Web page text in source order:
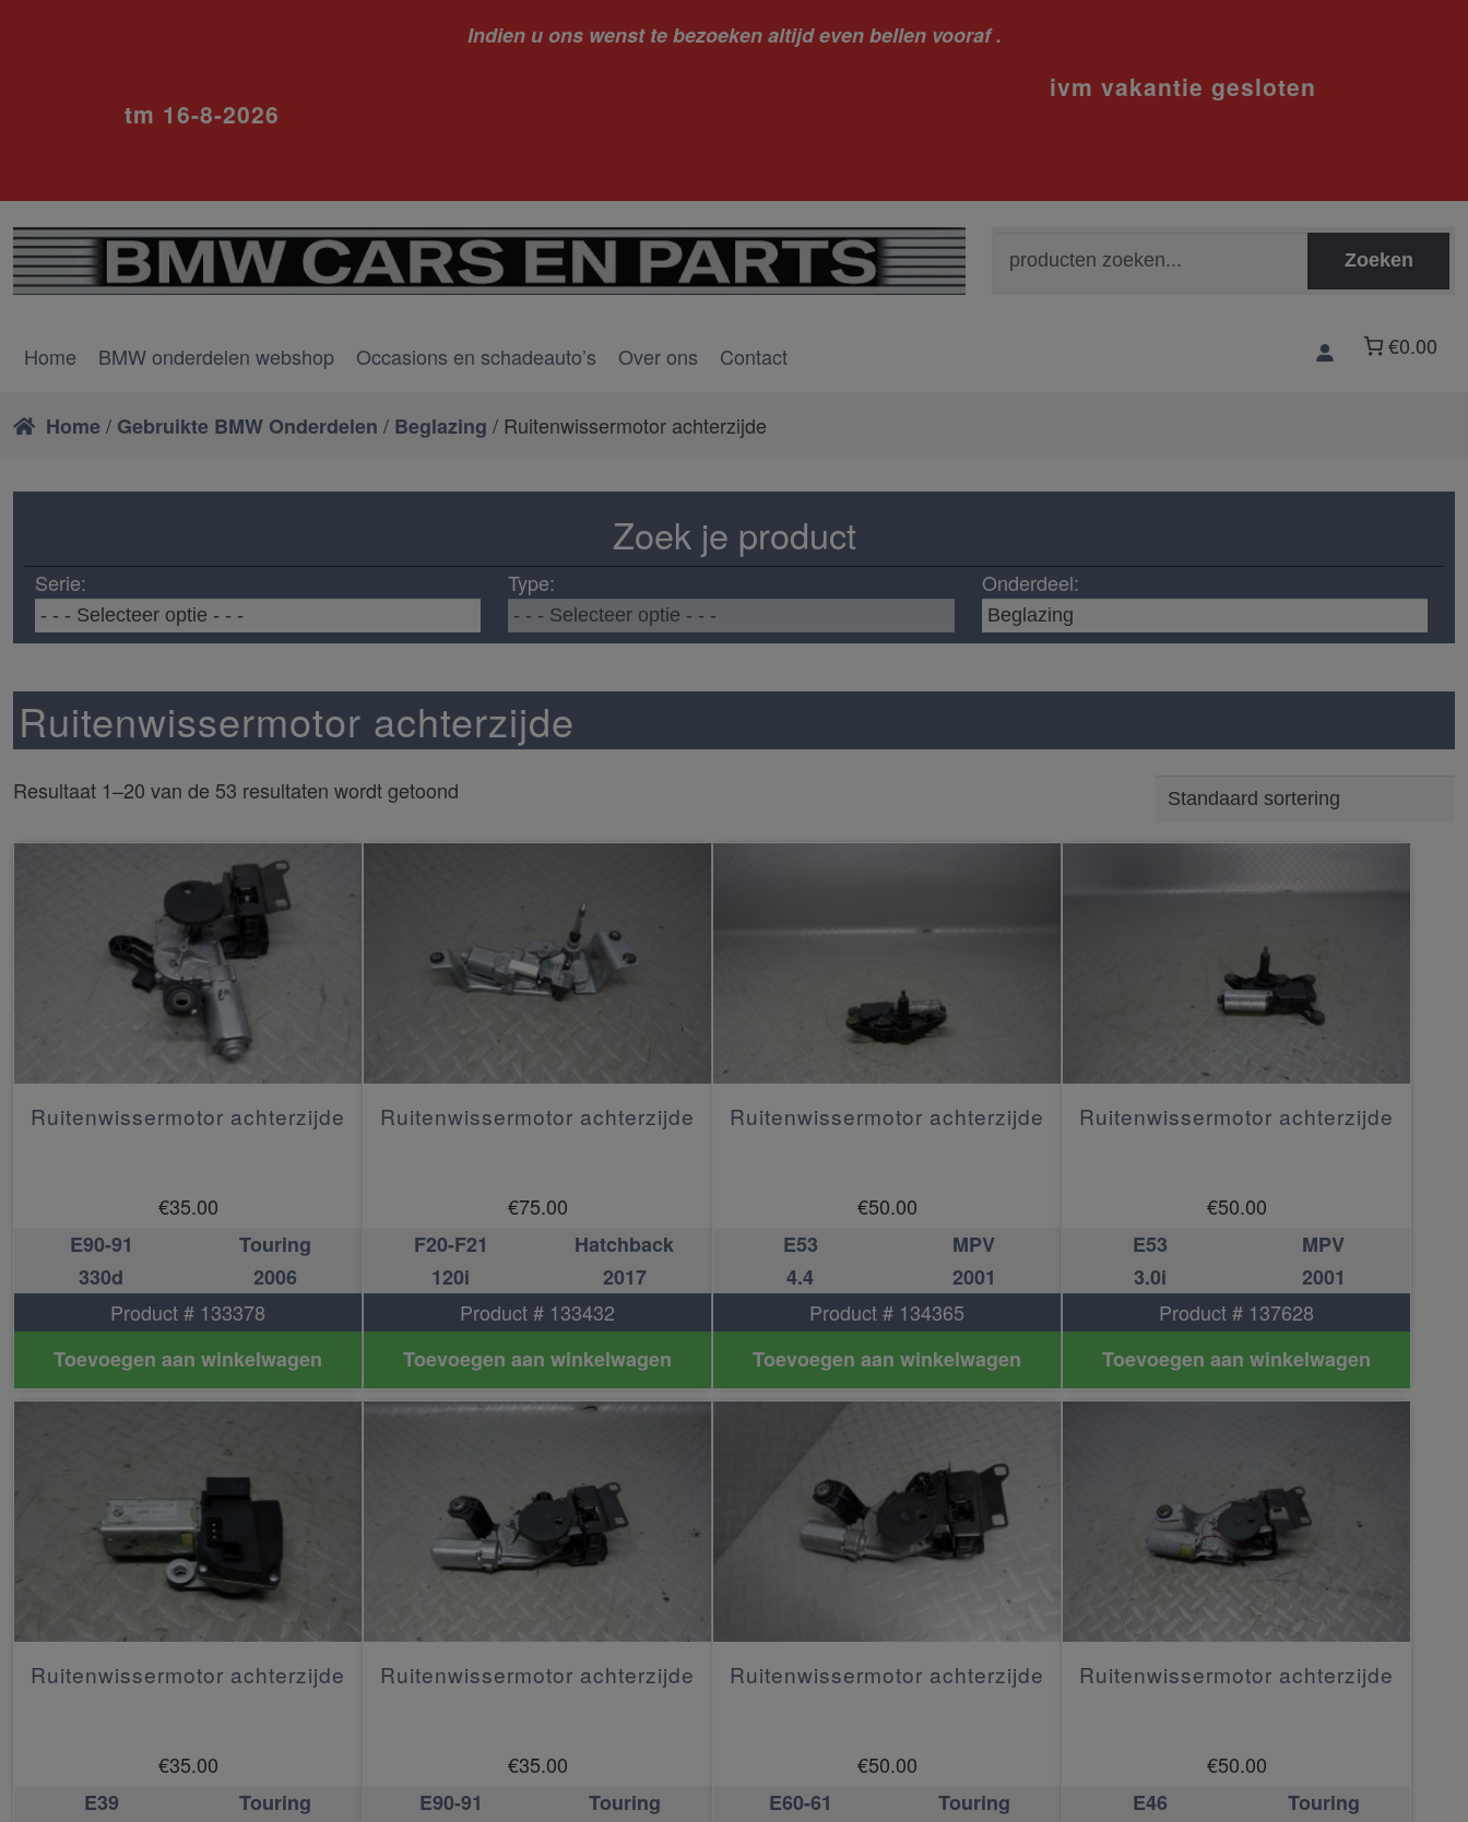
Indien u ons wenst te bezoeken altijd even bellen vooraf .
ivm vakantie gesloten
tm 16-8-2026
naar:
Zoeken
Home BMW onderdelen webshop Occasions en schadeauto’s Over ons Contact €0.00
Home/ Gebruikte BMW Onderdelen / Beglazing / Ruitenwissermotor achterzijde
Zoek je product
Serie: Type: Onderdeel:
Ruitenwissermotor achterzijde
Resultaat 1–20 van de 53 resultaten wordt getoond
Ruitenwissermotor achterzijde
€35.00
E90-91
Touring
330d
2006
Product # 133378
Toevoegen aan winkelwagen
Ruitenwissermotor achterzijde
€75.00
F20-F21
Hatchback
120i
2017
Product # 133432
Toevoegen aan winkelwagen
Ruitenwissermotor achterzijde
€50.00
E53
MPV
4.4
2001
Product # 134365
Toevoegen aan winkelwagen
Ruitenwissermotor achterzijde
€50.00
E53
MPV
3.0i
2001
Product # 137628
Toevoegen aan winkelwagen
Ruitenwissermotor achterzijde
€35.00
E39
Touring
Ruitenwissermotor achterzijde
€35.00
E90-91
Touring
Ruitenwissermotor achterzijde
€50.00
E60-61
Touring
Ruitenwissermotor achterzijde
€50.00
E46
Touring